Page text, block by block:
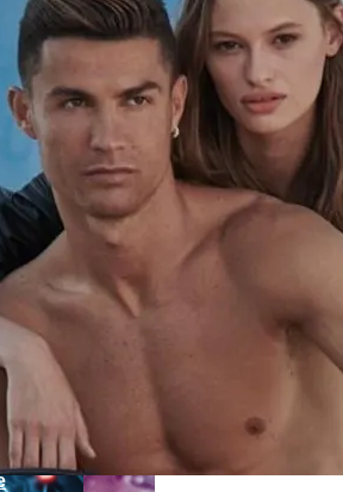
Мир Не Обмануть
Положение И Эвакуация
Палладина